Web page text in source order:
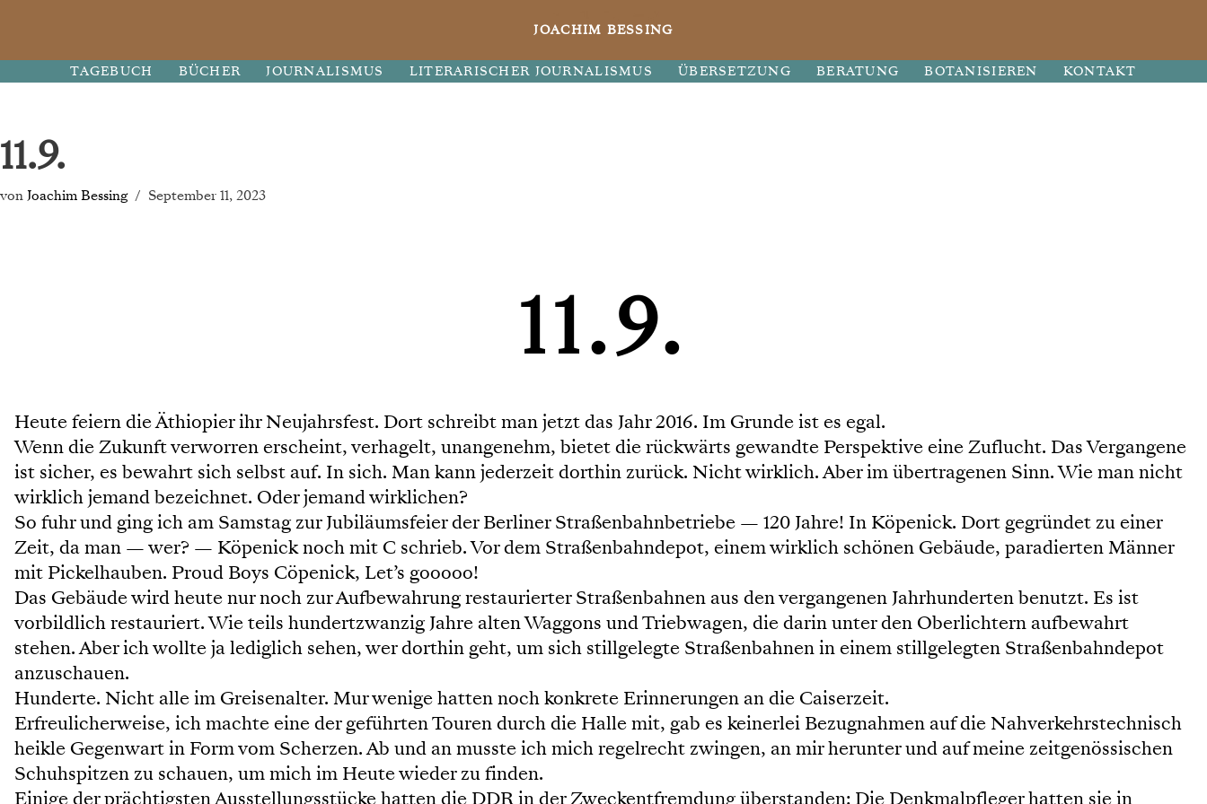
JOACHIM BESSING
TAGEBUCH BÜCHER JOURNALISMUS LITERARISCHER JOURNALISMUS ÜBERSETZUNG BERATUNG BOTANISIEREN KONTAKT
11.9.
vonJoachim Bessing September 11, 2023
11.9.
Heute feiern die Äthiopier ihr Neujahrsfest. Dort schreibt man jetzt das Jahr 2016. Im Grunde ist es egal.
Wenn die Zukunft verworren erscheint, verhagelt, unangenehm, bietet die rückwärts gewandte Perspektive eine Zuflucht. Das Vergangene
ist sicher, es bewahrt sich selbst auf. In sich. Man kann jederzeit dorthin zurück. Nicht wirklich. Aber im übertragenen Sinn. Wie man nicht
wirklich jemand bezeichnet. Oder jemand wirklichen?
So fuhr und ging ich am Samstag zur Jubiläumsfeier der Berliner Straßenbahnbetriebe — 120 Jahre! In Köpenick. Dort gegründet zu einer
Zeit, da man — wer? — Köpenick noch mit C schrieb. Vor dem Straßenbahndepot, einem wirklich schönen Gebäude, paradierten Männer
mit Pickelhauben. Proud Boys Cöpenick, Let’s gooooo!
Das Gebäude wird heute nur noch zur Aufbewahrung restaurierter Straßenbahnen aus den vergangenen Jahrhunderten benutzt. Es ist
vorbildlich restauriert. Wie teils hundertzwanzig Jahre alten Waggons und Triebwagen, die darin unter den Oberlichtern aufbewahrt
stehen. Aber ich wollte ja lediglich sehen, wer dorthin geht, um sich stillgelegte Straßenbahnen in einem stillgelegten Straßenbahndepot
anzuschauen.
Hunderte. Nicht alle im Greisenalter. Mur wenige hatten noch konkrete Erinnerungen an die Caiserzeit.
Erfreulicherweise, ich machte eine der geführten Touren durch die Halle mit, gab es keinerlei Bezugnahmen auf die Nahverkehrstechnisch
heikle Gegenwart in Form vom Scherzen. Ab und an musste ich mich regelrecht zwingen, an mir herunter und auf meine zeitgenössischen
Schuhspitzen zu schauen, um mich im Heute wieder zu finden.
Einige der prächtigsten Ausstellungsstücke hatten die DDR in der Zweckentfremdung überstanden: Die Denkmalpfleger hatten sie in